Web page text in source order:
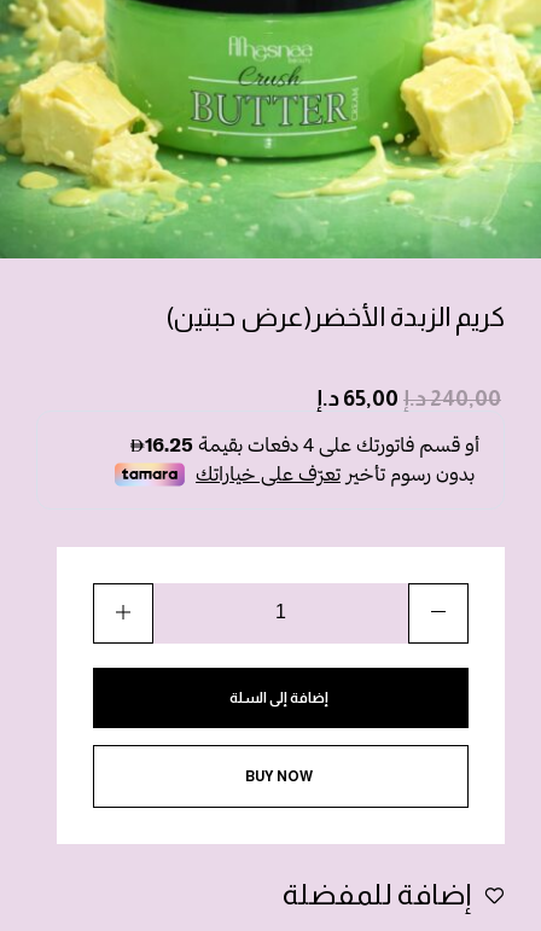
كريم الزبدة الأخضر(عرض حبتين)
240,00د.إ 65,00 د.إ
إضافة إلى السلة
BUY NOW
إضافة للمفضلة